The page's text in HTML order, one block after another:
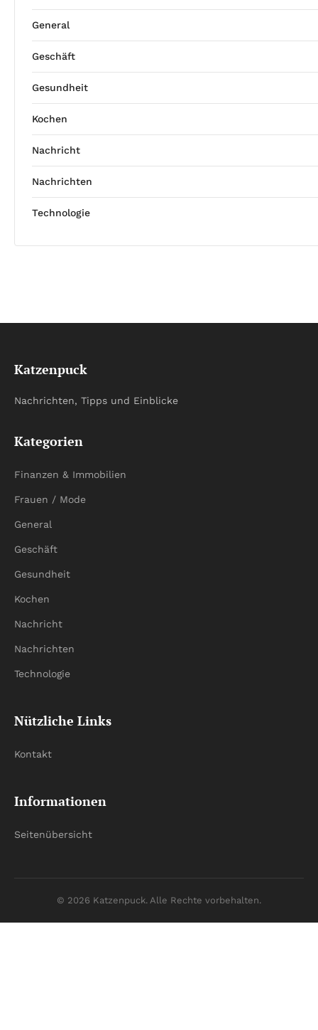
General
Geschäft
Gesundheit
Kochen
Nachricht
Nachrichten
Technologie
Katzenpuck
Nachrichten, Tipps und Einblicke
Kategorien
Finanzen & Immobilien
Frauen / Mode
General
Geschäft
Gesundheit
Kochen
Nachricht
Nachrichten
Technologie
Nützliche Links
Kontakt
Informationen
Seitenübersicht
© 2026 Katzenpuck. Alle Rechte vorbehalten.